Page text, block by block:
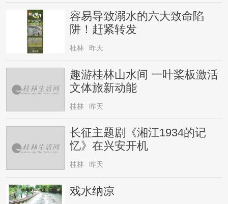
容易导致溺水的六大致命陷
阱！赶紧转发
桂林 昨天
趣游桂林山水间 一叶桨板激活
文体旅新动能
桂林 昨天
长征主题剧《湘江1934的记
忆》在兴安开机
桂林 昨天
戏水纳凉